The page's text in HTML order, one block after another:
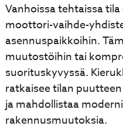
Vanhoissa tehtaissa
moottori-vaihde-
asennuspaikkoihin.
muutostöihin tai
suorituskyvyssä.
ratkaisee tilan
ja mahdollistaa
rakennusmuutoksia.